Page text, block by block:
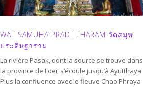
WAT SAMUHA PRADITTHARAM วัดสมุห
ประดิษฐาราม
La rivière Pasak, dont la source se trouve dans
la province de Loei, s’écoule jusqu’à Ayutthaya.
Plus la confluence avec le fleuve Chao Phraya